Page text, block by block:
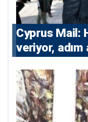
⁠Cyprus Mail:
veriyor, adım